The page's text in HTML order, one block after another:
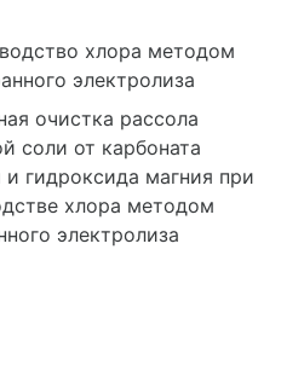
хлора методом
электролиза
очистка рассола
соли от карбоната
и гидроксида магния при
хлора методом
электролиза